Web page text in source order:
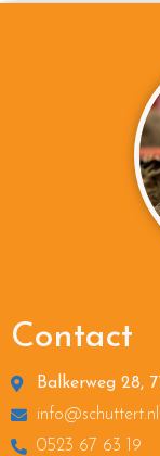
Contact
Balkerweg 28,
info@schuttert.nl
0523 67 63 19